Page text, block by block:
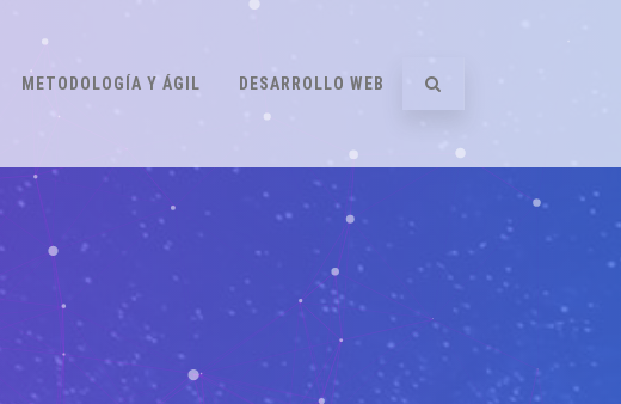
METODOLOGÍA Y ÁGIL DESARROLLO WEB